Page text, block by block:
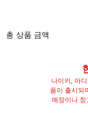
총 상품 금액
나이키, 아
품이 출시되
매장이나